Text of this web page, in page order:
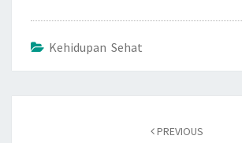
Kehidupan Sehat
PREVIOUS